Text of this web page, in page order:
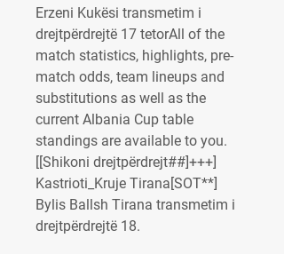
Erzeni Kukësi transmetim i
drejtpërdrejtë 17 tetorAll of the
match statistics, highlights, pre-
match odds, team lineups and
substitutions as well as the
current Albania Cup table
standings are available to you.
[[Shikoni drejtpërdrejt##]+++]
Kastrioti_Kruje Tirana[SOT**]
Bylis Ballsh Tirana transmetim i
drejtpërdrejtë 18.